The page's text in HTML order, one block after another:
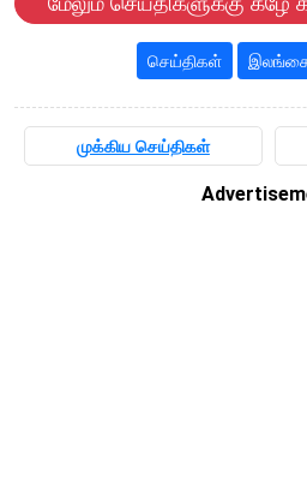
செய்திகள்
முக்கிய செய்திகள்